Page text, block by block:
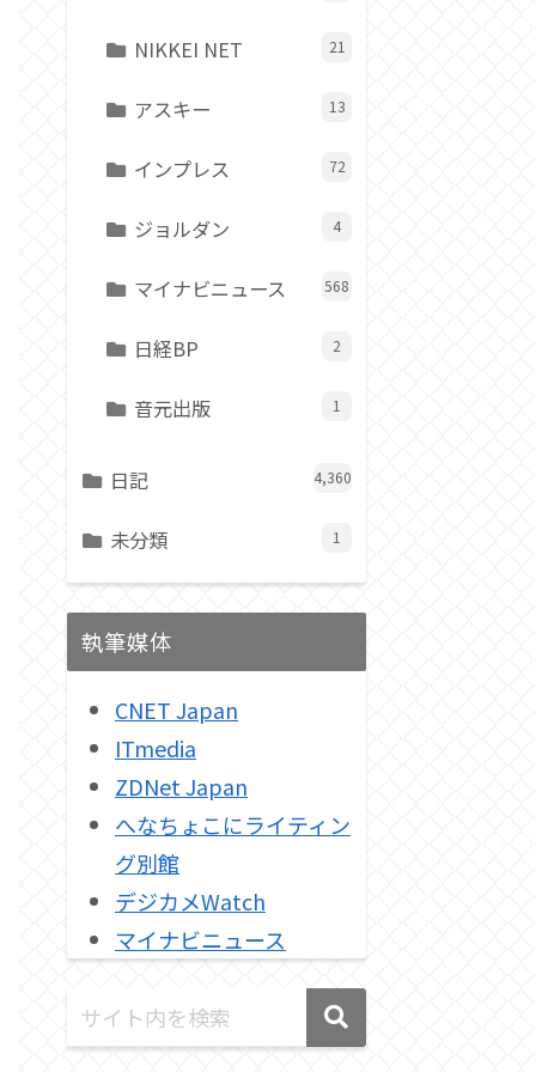
NIKKEI NET 21
アスキー 13
インプレス 72
ジョルダン 4
マイナビニュース 568
日経BP 2
音元出版 1
日記 4,360
未分類 1
執筆媒体
CNET Japan
ITmedia
ZDNet Japan
へなちょこにライティン
グ別館
デジカメWatch
マイナビニュース